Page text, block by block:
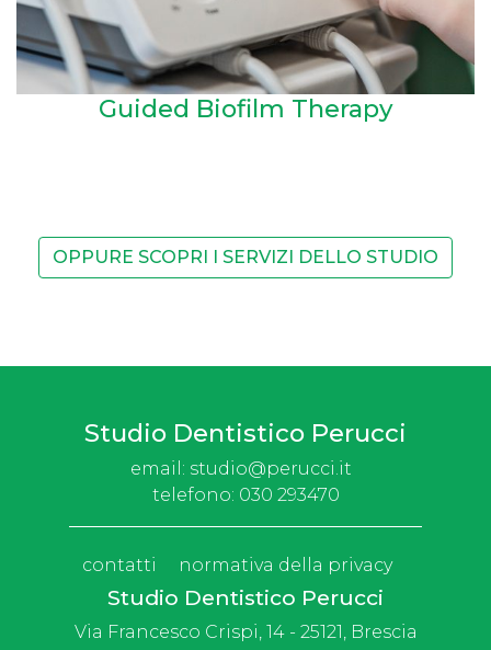
Guided Biofilm Therapy
OPPURE SCOPRI I SERVIZI DELLO STUDIO
Studio Dentistico Perucci
email: studio@perucci.it
telefono: 030 293470
contatti normativa della privacy
Studio Dentistico Perucci
Via Francesco Crispi, 14 - 25121, Brescia